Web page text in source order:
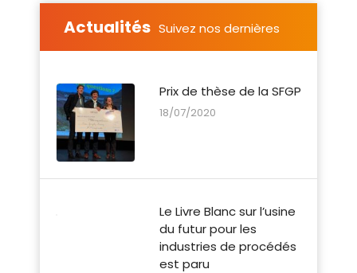
Actualités Suivez nos dernières
Prix de thèse de la SFGP
18/07/2020
Le Livre Blanc sur l’usine
du futur pour les
industries de procédés
est paru